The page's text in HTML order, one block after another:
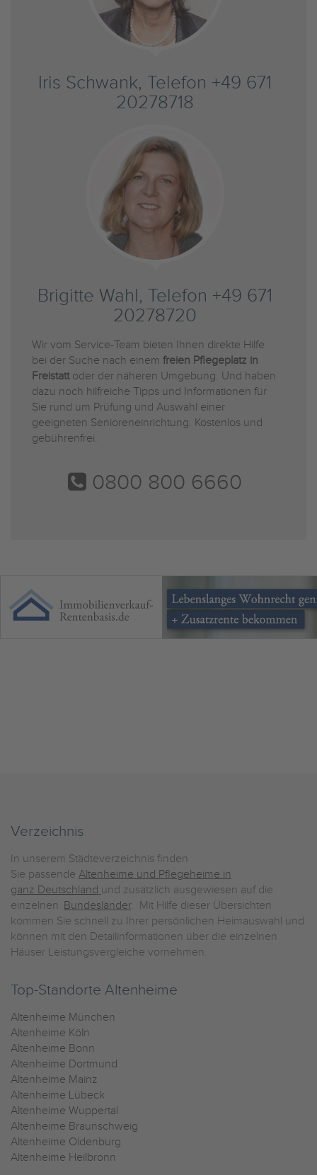
Iris Schwank, Telefon +49 671
20278718
Brigitte Wahl, Telefon +49 671
20278720
Wir vom Service-Team bieten Ihnen direkte Hilfe
bei der Suche nach einem freien Pflegeplatz in
Freistattoder der näheren Umgebung. Und haben
dazu noch hilfreiche Tipps und Informationen für
Sie rund um Prüfung und Auswahl einer
geeigneten Senioreneinrichtung. Kostenlos und
gebührenfrei.
0800 800 6660
Verzeichnis
In unserem Städteverzeichnis finden
Sie passende Altenheime und Pflegeheime in
ganz Deutschland und zusätzlich ausgewiesen auf die
einzelnen Bundesländer. Mit Hilfe dieser Übersichten
kommen Sie schnell zu Ihrer persönlichen Heimauswahl und
können mit den Detailinformationen über die einzelnen
Häuser Leistungsvergleiche vornehmen.
Top-Standorte Altenheime
Altenheime München
Altenheime Köln
Altenheime Bonn
Altenheime Dortmund
Altenheime Mainz
Altenheime Lübeck
Altenheime Wuppertal
Altenheime Braunschweig
Altenheime Oldenburg
Altenheime Heilbronn